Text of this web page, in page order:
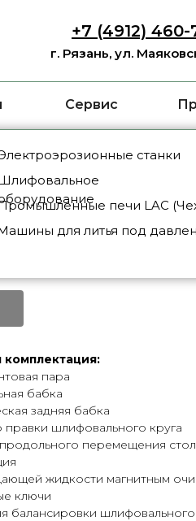
Сервис
+7 (4912) 460-
г. Рязань, ул.
станки
печи LAC
для литья под
комплектация:
пара
бабка
задняя бабка
правки шлифовального круга
перемещения
жидкости магнитным
ключи
балансировки шлифовального